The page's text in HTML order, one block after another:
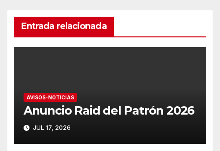
Entrada relacionada
AVISOS-NOTICIAS
Anuncio Raid del Patrón 2026
JUL 17, 2026